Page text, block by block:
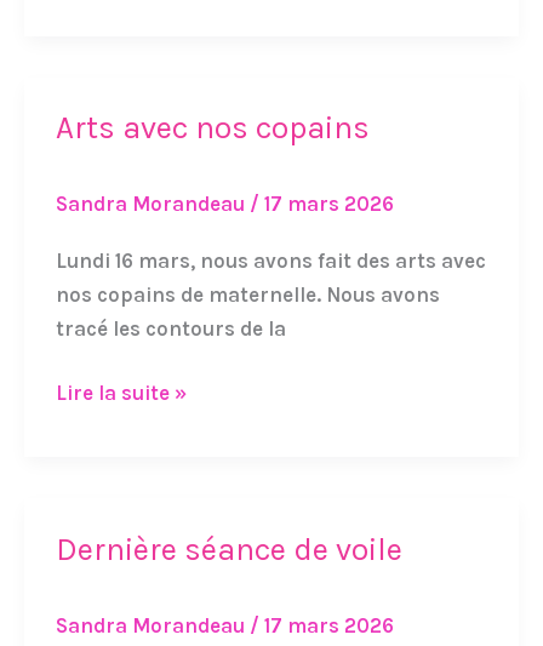
Arts avec nos copains
Sandra Morandeau / 17 mars 2026
Lundi 16 mars, nous avons fait des arts avec
nos copains de maternelle. Nous avons
tracé les contours de la
Arts
nos
Lire la suite »
Dernière séance de voile
Sandra Morandeau / 17 mars 2026
Dernière
de